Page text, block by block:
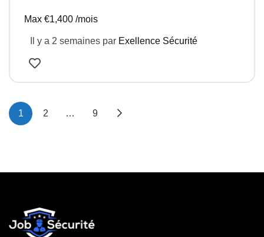
Max €1,400 /mois
Il y a 2 semaines par Exellence Sécurité
1 2 … 9